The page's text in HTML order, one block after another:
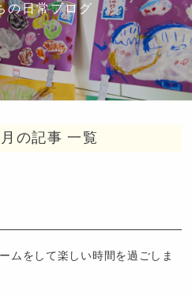
の日常ブログ
の記事 一覧
ムをして楽しい時間を過ごしま